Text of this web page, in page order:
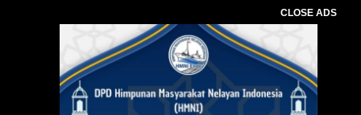
CLOSE ADS